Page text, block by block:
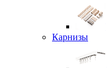
Карнизы